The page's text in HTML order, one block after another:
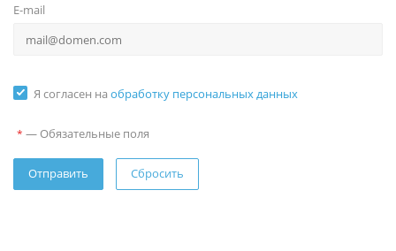
E-mail
Я согласен на обработку персональных данных
* — Обязательные поля
Сбросить